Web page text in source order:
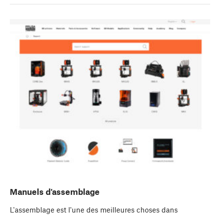
Manuels d'assemblage
L'assemblage est l'une des meilleures choses dans